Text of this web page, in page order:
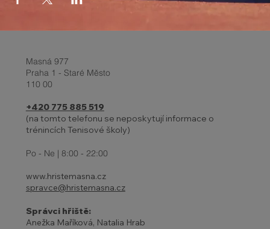
Masná 977
Praha 1 - Staré Město
110 00
+420 775 885 519
(na tomto telefonu se neposkytují informace o
trénincích Tenisové školy)
Po - Ne | 8:00 - 22:00
www.hristemasna.cz
spravce@hristemasna.cz
Správci hřiště:
Anežka Maříková, Natalia Hrab